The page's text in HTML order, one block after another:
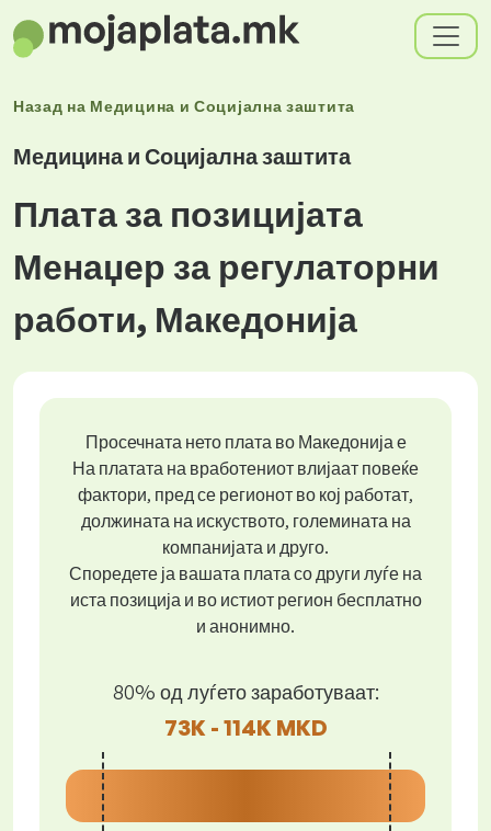
Назад на Медицина и Социјална заштита
Медицина и Социјална заштита
Плата за позицијата
Менаџер за регулаторни
работи, Македонија
Просечната нето плата во Македонија е
На платата на вработениот влијаат повеќе
фактори, пред се регионот во кој работат,
должината на искуството, големината на
компанијата и друго.
Споредете ја вашата плата со други луѓе на
иста позиција и во истиот регион бесплатно
и анонимно.
80% од луѓето заработуваат:
73K - 114K MKD